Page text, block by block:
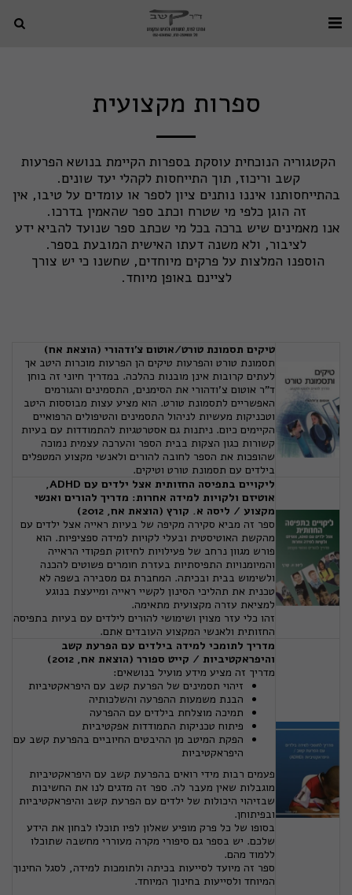
ספרות מקצועית
לציינם באופן מיוחד.
טיקים תסמונת טורט/אוטום צ'ודהורי (הוצאת אח)
תסמונת טורט והפרעות טיקים הן הפרעות מוכרות היטב אך
לעתים קרובות אינן מובנות כהלכה. במדריך חיוני זה בוחן
ד"ר אוטום צ'ודהורי את הסימנים, התסמינים והגורמים
האפשריים לתסמונת טורט. הוא מציע עצות מבוססות היטב
וטכניקות מעשיות לניהול התסמינים והטיפולים הרפואיים
הקיימים כיום. ניתנות גם אסטרטגיות להתמודדות עם בעיות
קשורות כגון הצקות בבית הספר והערכה עצמית נמוכה
שהופכות את הספר לחובה להורים ולאנשי מקצוע המטפלים
בילדים עם תסמונת טורט וטיקים.
ליקויים בתפיסה החזותית אצל ילדים עם ADHD
,
אוטיזם ולקויות למידה אחרות: מדריך להורים ואנשי
מקצוע / ליסה א. קורץ (הוצאת אח, 2012)
ספר זה מביא סקירה מקיפה של בעיות ראייה אצל ילדים עם
מהקשת האוטיסטית ובעלי לקויות למידה ספציפיות. הוא
פורש מגוון נרחב של פעילויות לחיזוק תפקודי הראייה
והמיומנויות התפיסתיות בעזרת חומרים פשוטים להכנה
ולשימוש בבית ובכיתה. המחברת גם מסבירה בשפה לא
טכנית את תהליכי הסינון לקשיי ראייה ומייעצת בנוגע
למציאת עזרה מקצועית מתאימה.
זהו כלי עזר מצוין ושימושי להורים לילדים עם בעיות בתפיסה
החזותית ולאנשי המקצוע העובדים אִתם.
מדריך לתומכי למידה בילדים עם הפרעת קשב
והיפראקטיביות / קייט ספורר (הוצאת אח, 2012)
מדריך זה מציע מידע מועיל בנושאים:
זיהוי תסמינים של הפרעת קשב עם היפראקטיביות
הבנת משמעות ההפרעה והשלכותיה
תמיכה מוצלחת בילדים עם ההפרעה
פיתוח טכניקות התמודדות אפקטיביות
הפקת המיטב מן ההיבטים החיוביים בהפרעת קשב עם
היפראקטיביות
פעמים רבות מידי רואים בהפרעת קשב עם היפראקטיביות
מוגבלות שאין מעבר לה. ספר זה מדגים לנו את החשיבות
שבזיהוי היכולות של ילדים עם הפרעת קשב והיפראקטיביות
ובפיתוחן.
בסופו של כל פרק מופיע שאלון לפיו תוכלו לבחון את הידע
שלכם. יש בספר גם סיפורי מקרה מעוררי מחשבה שתוכלו
ללמוד מהם.
ספר זה מיועד לסייעות בכיתה ולתומכות למידה, לסגל החינוך
המיוחד ולסייעות בחינוך המיוחד.